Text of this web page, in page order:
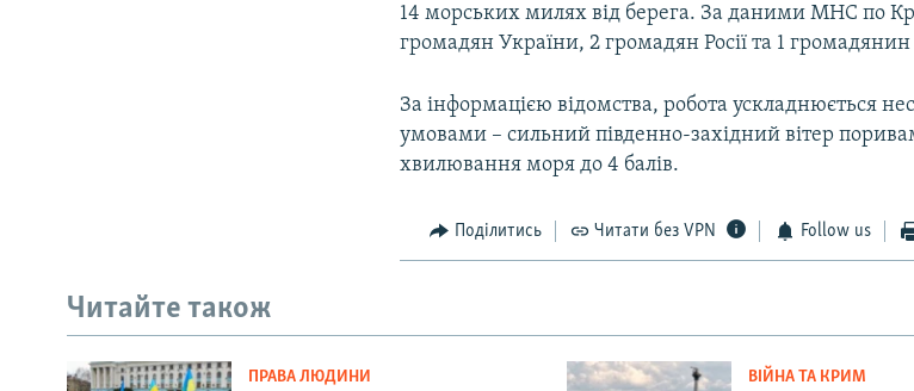
14 морських милях від берега. За даними МНС по
громадян України, 2 громадян Росії та 1 громадянин
За інформацією відомства, робота ускладнюється
умовами – сильний південно-західний вітер
хвилювання моря до 4 балів.
Поділитись Читати без VPN Follow us
Читайте також
ПРАВА ЛЮДИНИ ВІЙНА ТА КРИМ